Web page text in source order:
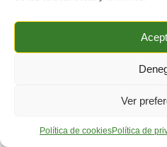
Ver
Política de cookiesPolítica de